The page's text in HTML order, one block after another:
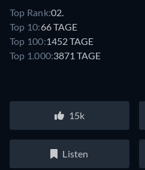
Top Rank:02.
Top 10:66 TAGE
Top 100:1452 TAGE
Top 1.000:3871 TAGE
15k
Listen